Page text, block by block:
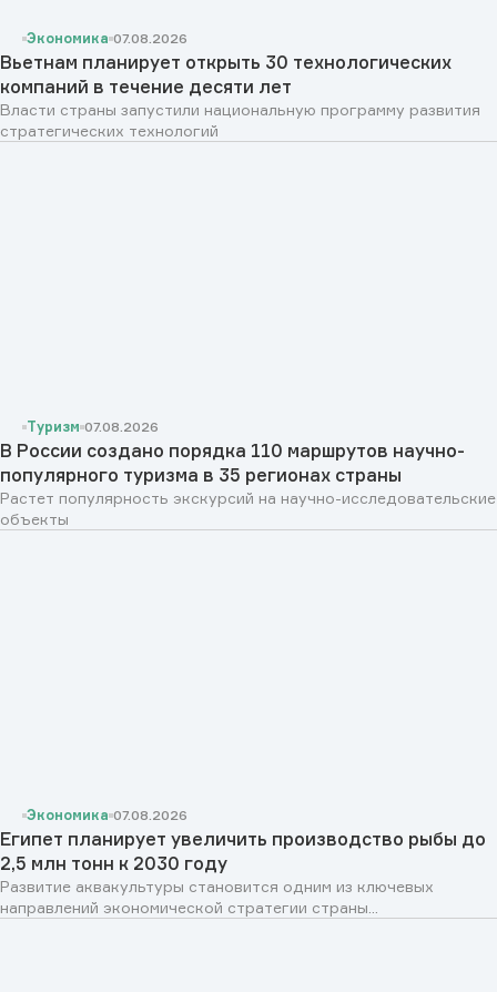
Экономика 07.08.2026
Вьетнам планирует открыть 30 технологических
компаний в течение десяти лет
Власти страны запустили национальную программу развития
стратегических технологий
Туризм 07.08.2026
В России создано порядка 110 маршрутов научно-
популярного туризма в 35 регионах страны
Растет популярность экскурсий на научно-исследовательские
объекты
Экономика 07.08.2026
Египет планирует увеличить производство рыбы до
2,5 млн тонн к 2030 году
Развитие аквакультуры становится одним из ключевых
направлений экономической стратегии страны...